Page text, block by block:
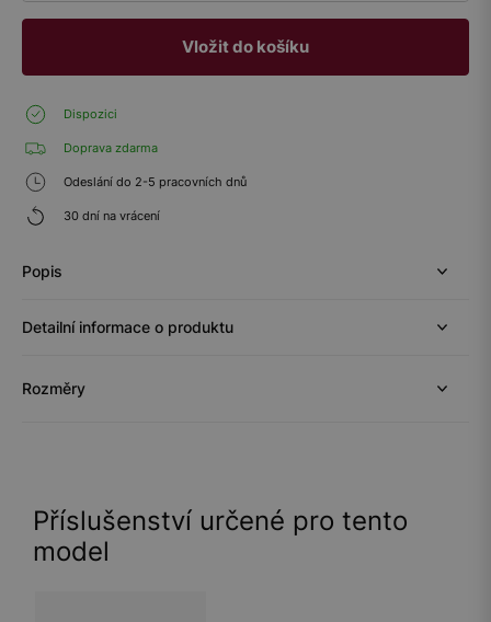
Vložit do košíku
Dispozici
Doprava zdarma
Odeslání do 2-5 pracovních dnů
30 dní na vrácení
Popis
Detailní informace o produktu
Rozměry
Příslušenství určené pro tento
model